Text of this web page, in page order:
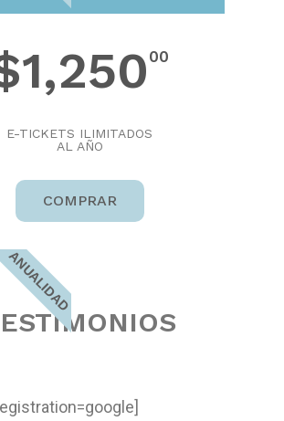
00
E-TICKETS ILIMITADOS
AL AÑO
COMPRAR
ANUALIDAD